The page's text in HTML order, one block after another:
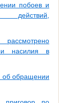
побоев и
действий,
насилия в
об обращении